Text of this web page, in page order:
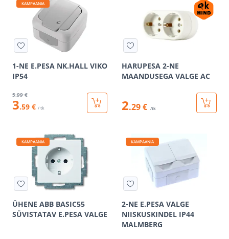
KAMPAANIA
1-NE E.PESA NK.HALL VIKO
IP54
5.99 €
3.59 € / tk
HARUPESA 2-NE
MAANDUSEGA VALGE AC
2.29 € /tk
KAMPAANIA
ÜHENE ABB BASIC55
SÜVISTATAV E.PESA VALGE
KAMPAANIA
2-NE E.PESA VALGE
NIISKUSKINDEL IP44
MALMBERG